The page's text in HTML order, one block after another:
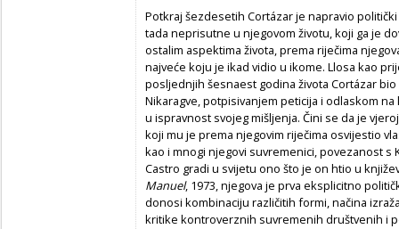
Potkraj šezdesetih Cortázar je napravio
tada neprisutne u njegovom životu, koji ga je
ostalim aspektima života, prema riječima
najveće koju je ikad vidio u ikome. Llosa kao
posljednjih šesnaest godina života Cortázar
Nikaragve, potpisivanjem peticija i odlaskom
u ispravnost svojeg mišljenja. Čini se da je
koji mu je prema njegovim riječima osvijestio
kao i mnogi njegovi suvremenici, povezanost s
Castro gradi u svijetu ono što je on htio u
Manuel, 1973, njegova je prva eksplicitno
donosi kombinaciju različitih formi, načina
kritike kontroverznih suvremenih društvenih i